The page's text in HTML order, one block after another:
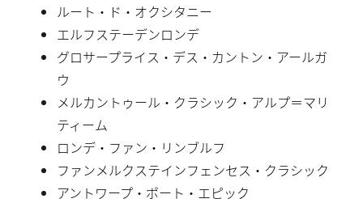
ルート・ド・オクシタニー
エルフステーデンロンデ
グロサープライス・デス・カントン・アールガ
ウ
メルカントゥール・クラシック・アルプ＝マリ
ティーム
ロンデ・ファン・リンブルフ
ファンメルクステインフェンセス・クラシック
アントワープ・ポート・エピック